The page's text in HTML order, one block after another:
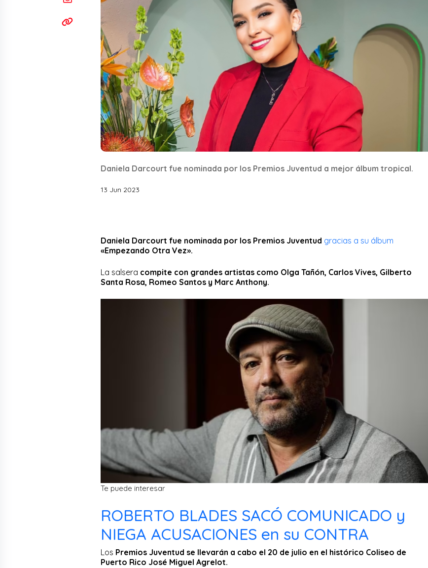
Daniela Darcourt fue nominada por los Premios Juventud a mejor álbum tropical.
13 Jun 2023
Daniela Darcourt fue nominada por los Premios Juventud gracias a su álbum
«Empezando Otra Vez».
La salsera compite con grandes artistas como Olga Tañón, Carlos Vives, Gilberto
Santa Rosa, Romeo Santos y Marc Anthony.
Te puede interesar
ROBERTO BLADES SACÓ COMUNICADO y
NIEGA ACUSACIONES en su CONTRA
Los Premios Juventud se llevarán a cabo el 20 de julio en el histórico Coliseo de
Puerto Rico José Miguel Agrelot.